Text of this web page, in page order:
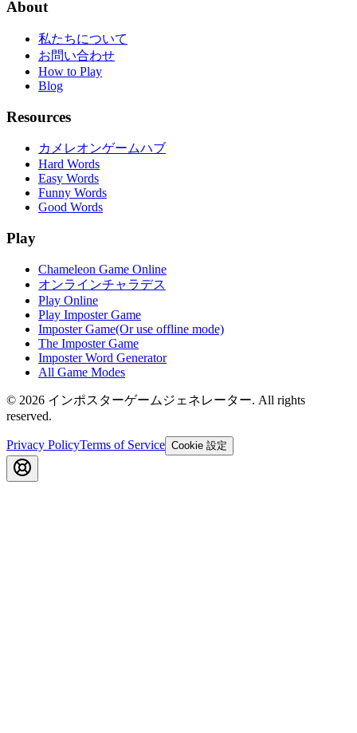
About
私たちについて
お問い合わせ
How to Play
Blog
Resources
カメレオンゲームハブ
Hard Words
Easy Words
Funny Words
Good Words
Play
Chameleon Game Online
オンラインチャラデス
Play Online
Play Imposter Game
Imposter Game(Or use offline mode)
The Imposter Game
Imposter Word Generator
All Game Modes
© 2026 インポスターゲームジェネレーター. All rights
reserved.
Privacy PolicyTerms of Service Cookie 設定